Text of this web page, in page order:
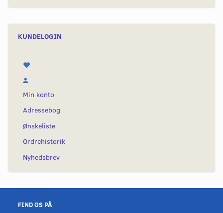
KUNDELOGIN
Min konto
Adressebog
Ønskeliste
Ordrehistorik
Nyhedsbrev
FIND OS PÅ